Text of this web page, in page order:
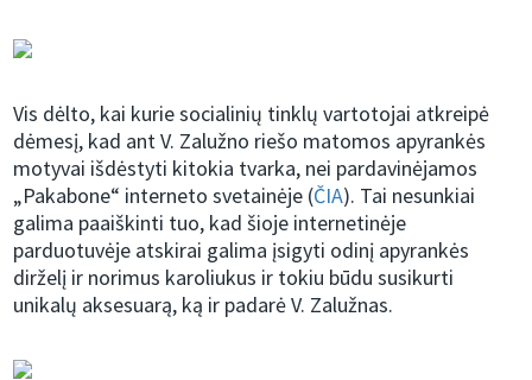
Vis dėlto, kai kurie socialinių tinklų vartotojai atkreipė
dėmesį, kad ant V. Zalužno riešo matomos apyrankės
motyvai išdėstyti kitokia tvarka, nei pardavinėjamos
„Pakabone“ interneto svetainėje (ČIA). Tai nesunkiai
galima paaiškinti tuo, kad šioje internetinėje
parduotuvėje atskirai galima įsigyti odinį apyrankės
dirželį ir norimus karoliukus ir tokiu būdu susikurti
unikalų aksesuarą, ką ir padarė V. Zalužnas.